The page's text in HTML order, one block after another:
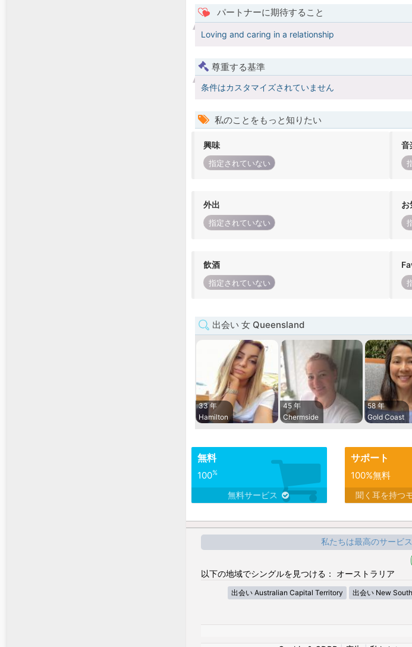
パートナーに期待すること
Loving and caring in a relationship
尊重する基準
条件はカスタマイズされていません
私のことをもっと知りたい
興味
指定されていない
音
外出
指定されていない
お
飲酒
指定されていない
出会い 女 Queensland
33 年
Hamilton
45 年
Chermside
58 年
Gold Coast
無料
100%
無料サービス
サポート
100%無料
聞く耳を持つ
私たちは最高のサービ
以下の地域でシングルを見つける： オーストラリア
出会い Australian Capital Territory 出会い New